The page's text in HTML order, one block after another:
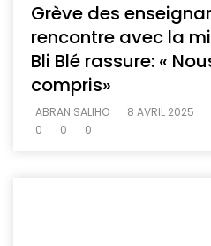
Grève des
rencontre avec la
Bli Blé rassure: «
compris»
ABRAN SALIHO
8 AVRIL 2025
0
0 0